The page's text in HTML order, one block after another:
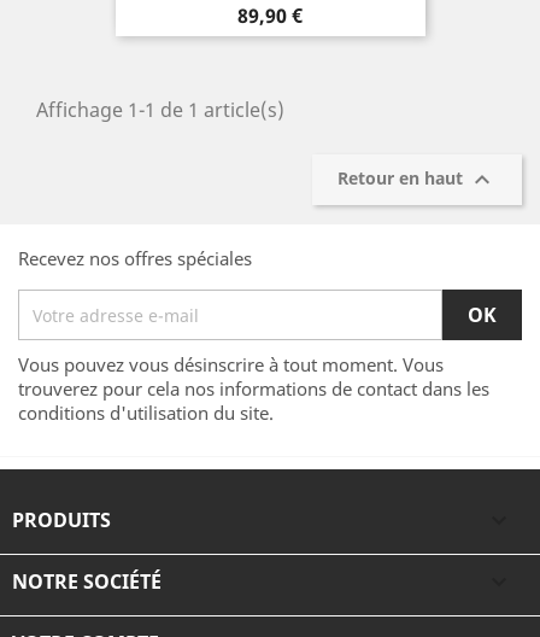
Prix
89,90 €
Affichage 1-1 de 1 article(s)
Retour en haut 
Recevez nos offres spéciales
Vous pouvez vous désinscrire à tout moment. Vous
trouverez pour cela nos informations de contact dans les
conditions d'utilisation du site.
PRODUITS
NOTRE SOCIÉTÉ